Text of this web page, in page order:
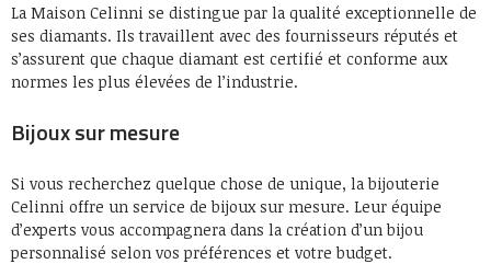
La Maison Celinni se distingue par la qualité exceptionnelle de
ses diamants. Ils travaillent avec des fournisseurs réputés et
s’assurent que chaque diamant est certifié et conforme aux
normes les plus élevées de l’industrie.
Bijoux sur mesure
Si vous recherchez quelque chose de unique, la bijouterie
Celinni offre un service de bijoux sur mesure. Leur équipe
d’experts vous accompagnera dans la création d’un bijou
personnalisé selon vos préférences et votre budget.